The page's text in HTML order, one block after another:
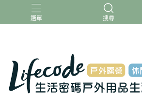
選單 搜尋
ADAMOUTDOOR G-PLUS INTEX
樂活不露